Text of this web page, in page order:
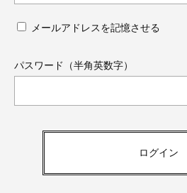
ス学」
メールアドレスを記憶させる
パスワード（半角英数字）
ログイン